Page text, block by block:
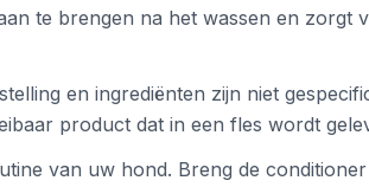
te brengen na het wassen en zorgt
en ingrediënten zijn niet
product dat in een fles wordt
van uw hond. Breng de